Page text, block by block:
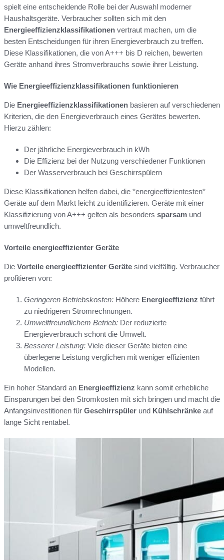
spielt eine entscheidende Rolle bei der Auswahl moderner
Haushaltsgeräte. Verbraucher sollten sich mit den
Energieeffizienzklassifikationen vertraut machen, um die
besten Entscheidungen für ihren Energieverbrauch zu treffen.
Diese Klassifikationen, die von A+++ bis D reichen, bewerten
Geräte anhand ihres Stromverbrauchs sowie ihrer Leistung.
Wie Energieeffizienzklassifikationen funktionieren
Die Energieeffizienzklassifikationen basieren auf verschiedenen
Kriterien, die den Energieverbrauch eines Gerätes bewerten.
Hierzu zählen:
Der jährliche Energieverbrauch in kWh
Die Effizienz bei der Nutzung verschiedener Funktionen
Der Wasserverbrauch bei Geschirrspülern
Diese Klassifikationen helfen dabei, die *energieeffizientesten*
Geräte auf dem Markt leicht zu identifizieren. Geräte mit einer
Klassifizierung von A+++ gelten als besonders sparsam und
umweltfreundlich.
Vorteile energieeffizienter Geräte
Die Vorteile energieeffizienter Geräte sind vielfältig. Verbraucher
profitieren von:
Geringeren Betriebskosten: Höhere Energieeffizienz führt
zu niedrigeren Stromrechnungen.
Umweltfreundlichem Betrieb: Der reduzierte
Energieverbrauch schont die Umwelt.
Besserer Leistung: Viele dieser Geräte bieten eine
überlegene Leistung verglichen mit weniger effizienten
Modellen.
Ein hoher Standard an Energieeffizienz kann somit erhebliche
Einsparungen bei den Stromkosten mit sich bringen und macht die
Anfangsinvestitionen für Geschirrspüler und Kühlschränke auf
lange Sicht rentabel.